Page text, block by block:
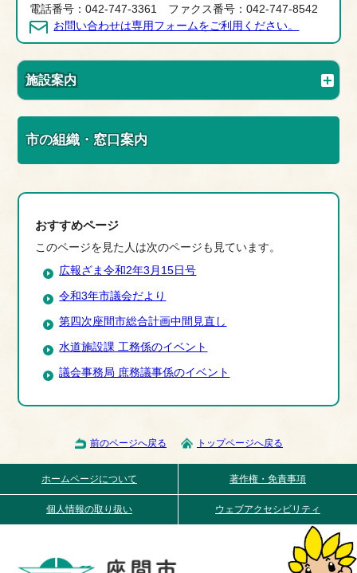
電話番号：042-747-3361 ファクス番号：042-747-8542
お問い合わせは専用フォームをご利用ください。
施設案内
市の組織・窓口案内
おすすめページ
このページを見た人は次のページも見ています。
広報ざま令和2年3月15日号
令和3年市議会だより
第四次座間市総合計画中間見直し
水道施設課 工務係のイベント
議会事務局 庶務議事係のイベント
前のページへ戻る トップページへ戻る
ホームページについて 著作権・免責事項
個人情報の取り扱い ウェブアクセシビリティ